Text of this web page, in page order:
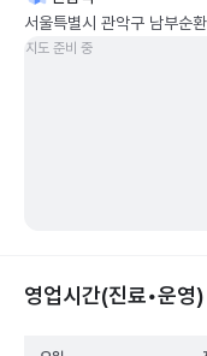
서울특별시 관악구 남부순
지도 준비 중
영업시간(진료•운영)